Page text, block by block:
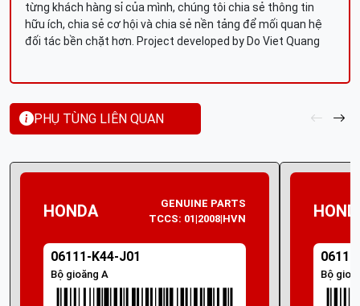
từng khách hàng sỉ của mình, chúng tôi chia sẻ thông tin
hữu ích, chia sẻ cơ hội và chia sẻ nền tảng để mối quan hệ
đối tác bền chặt hơn. Project developed by Do Viet Quang
PHỤ TÙNG LIÊN QUAN
HONDA
GENUINE PARTS
TCCS: 01|2008|HVN
06111-K44-J01
Bộ gioăng A Bộ